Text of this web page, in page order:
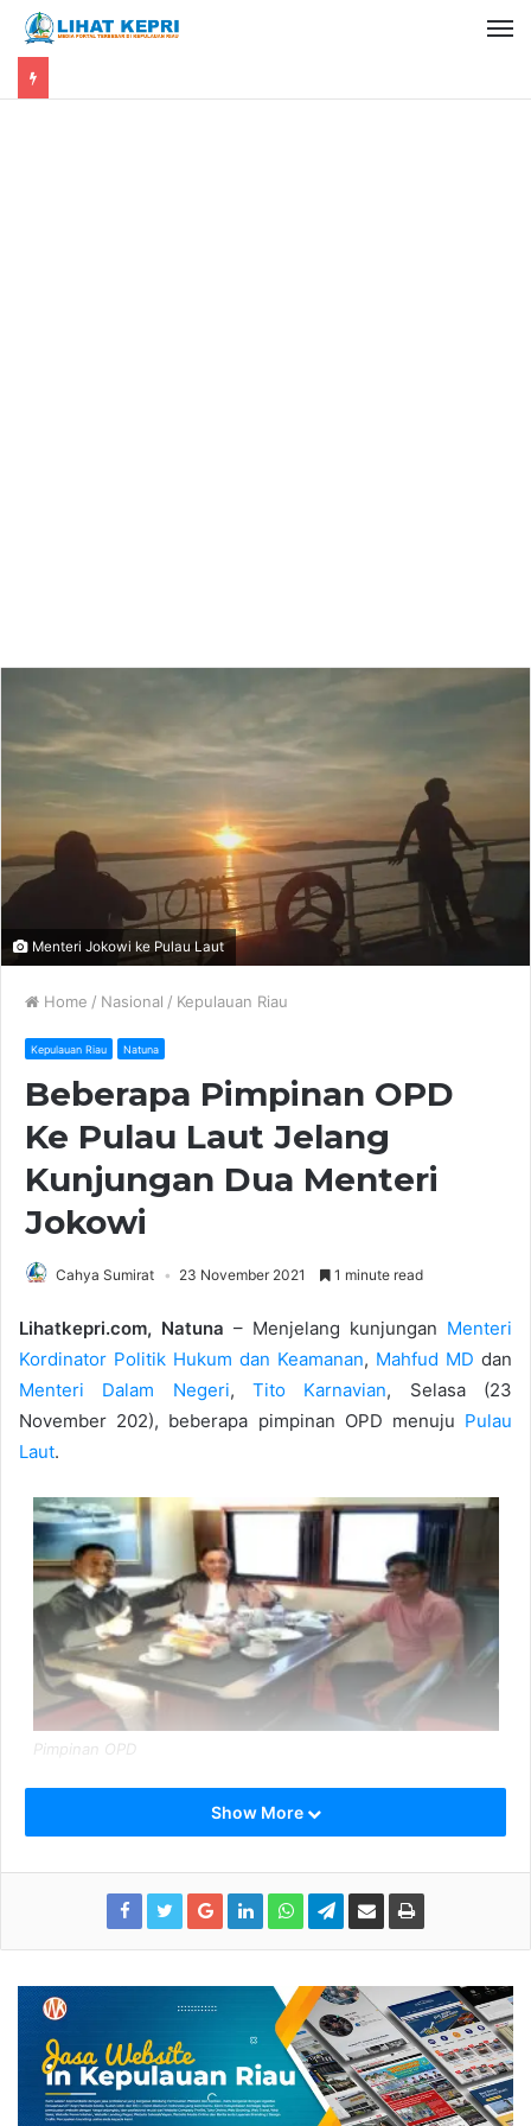
Menteri Jokowi ke Pulau Laut
Home / Nasional / Kepulauan Riau
Kepulauan Riau Natuna
Beberapa Pimpinan OPD
Ke Pulau Laut Jelang
Kunjungan Dua Menteri
Jokowi
Cahya Sumirat 23 November 2021 1 minute read
Lihatkepri.com, Natuna – Menjelang kunjungan Menteri
Kordinator Politik Hukum dan Keamanan, Mahfud MD dan
Menteri Dalam Negeri,Tito Karnavian, Selasa (23
November 202), beberapa pimpinan OPD menuju Pulau
Laut.
Pimpinan OPD
Rombongan berangkat menggunakan Fery Pemda
Indra PerkasadariPelabuhan Tanjung PayungPenagi
bersama beberapa personil TNI, Polri dan beberapa awak
media, Senin (22 November 2021) sore.
menteriKabinet Indonesia Majutersebut akan melakukan
beberapa agenda di pulau terluar NKRI tersebut.
Dengan menggunakan helikopter Mahfud dan Tito akan
menuju Pulau Sekatung yang merupakan salah satu pulau
Show More